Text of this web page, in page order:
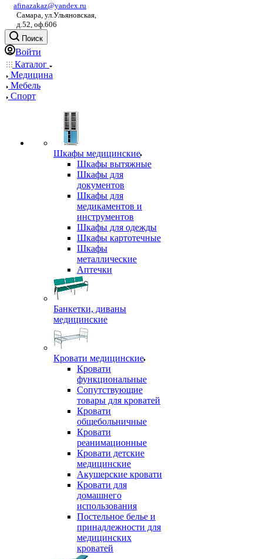
afinazakaz@yandex.ru
Самара, ул.Ульяновская,
д.52, оф.606
Поиск
Войти
Каталог
Медицина
Мебель
Спорт
Шкафы медицинские
Шкафы вытяжные
Шкафы для
документов
Шкафы для
медикаментов и
инструментов
Шкафы для одежды
Шкафы картотечные
Шкафы
металлические
Аптечки
Банкетки, диваны
медицинские
Кровати медицинские
Кровати
функциональные
Сопутствующие
товары для кроватей
Кровати
общебольничные
Кровати
реанимационные
Кровати детские
медицинские
Акушерские кровати
Кровати для
домашнего
использования
Постельное белье и
принадлежности для
медицинских
кроватей